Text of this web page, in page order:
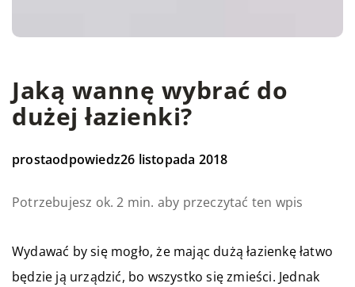
Jaką wannę wybrać do
dużej łazienki?
prostaodpowiedz26 listopada 2018
Potrzebujesz ok. 2 min. aby przeczytać ten wpis
Wydawać by się mogło, że mając dużą łazienkę łatwo
będzie ją urządzić, bo wszystko się zmieści. Jednak